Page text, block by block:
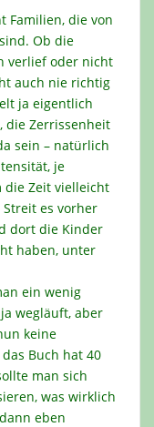
Familien, die von
Ob die
verlief oder nicht
auch nie richtig
ja eigentlich
die Zerrissenheit
sein – natürlich
je
die Zeit vielleicht
es vorher
dort die Kinder
haben, unter
ein wenig
wegläuft, aber
keine
Buch hat 40
man sich
was wirklich
eben